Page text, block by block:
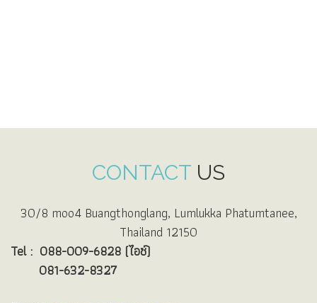
CONTACT US
30/8 moo4 Buangthonglang, Lumlukka Phatumtanee,
Thailand 12150
Tel : 088-009-6828 (ไอซ์)
081-632-8327